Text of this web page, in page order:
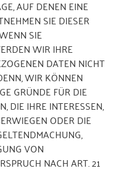
AUF DENEN EINE
SIE DIESER
SIE
WIR IHRE
DATEN NICHT
WIR KÖNNEN
GRÜNDE FÜR DIE
DIE IHRE INTERESSEN,
ODER DIE
VON
NACH ART. 21